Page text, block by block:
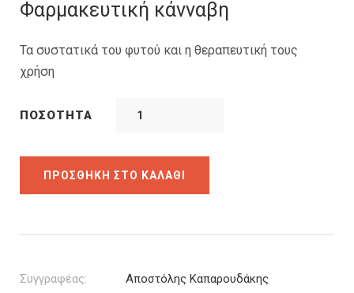
8.00€.
5.60€.
Φαρμακευτική κάνναβη
Τα συστατικά του φυτού και η θεραπευτική τους
χρήση
ΠΟΣΌΤΗΤΑ
ΠΡΟΣΘΉΚΗ ΣΤΟ ΚΑΛΆΘΙ
Συγγραφέας: Αποστόλης Καπαρουδάκης